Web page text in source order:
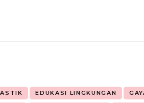
EDUKASI LINGKUNGAN